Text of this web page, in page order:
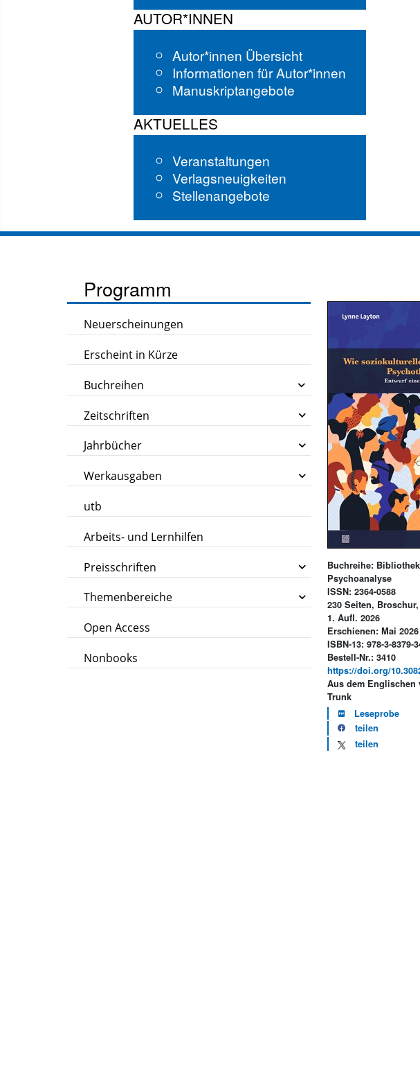
AUTOR*INNEN
Autor*innen Übersicht
Informationen für Autor*innen
Manuskriptangebote
AKTUELLES
Veranstaltungen
Verlagsneuigkeiten
Stellenangebote
Programm
Neuerscheinungen
Erscheint in Kürze
Buchreihen
Zeitschriften
Jahrbücher
Werkausgaben
utb
Arbeits- und Lernhilfen
Preisschriften
Themenbereiche
Open Access
Nonbooks
Buchreihe:
Psychoanalyse
ISSN: 2364-0588
230 Seiten,
1. Aufl. 2026
Erschienen: Mai 2026
ISBN-13: 978-3-8379-
Bestell-Nr.: 3410
https://doi.org/
Aus dem Englischen
Trunk
Leseprobe
teilen
teilen